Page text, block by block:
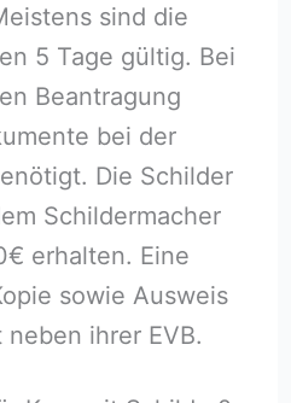
sind die
5 Tage gültig. Bei
Beantragung
bei der
Die Schilder
Schildermacher
erhalten. Eine
sowie Ausweis
ihrer EVB.